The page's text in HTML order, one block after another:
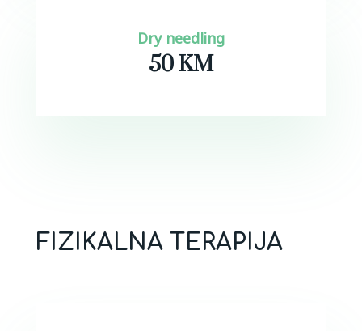
Dry needling
50 KM
FIZIKALNA TERAPIJA